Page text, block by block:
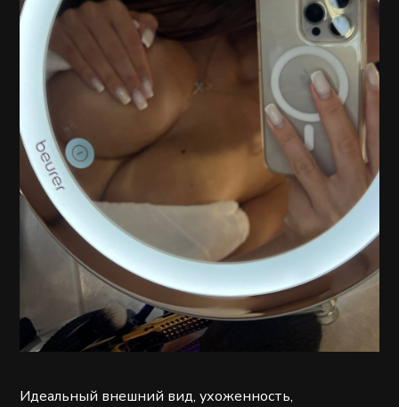
Идеальный внешний вид, ухоженность,